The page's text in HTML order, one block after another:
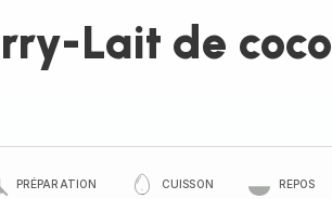
Lait de coco
PRÉPARATION CUISSON REPOS